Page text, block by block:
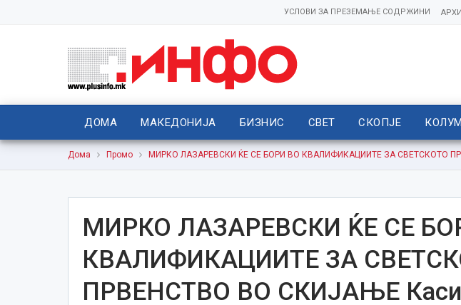
УСЛОВИ ЗА ПРЕЗЕМАЊЕ СОДРЖИНИ
ДОМА МАКЕДОНИЈА БИЗНИС СВЕТ СКОПЈЕ
Дома Промо МИРКО ЛАЗАРЕВСКИ ЌЕ СЕ БОРИ ВО КВАЛИФИКАЦИИТЕ ЗА СВЕТСКОТО
МИРКО ЛАЗАРЕВСКИ ЌЕ СЕ
КВАЛИФИКАЦИИТЕ ЗА
ПРВЕНСТВО ВО СКИЈАЊЕ